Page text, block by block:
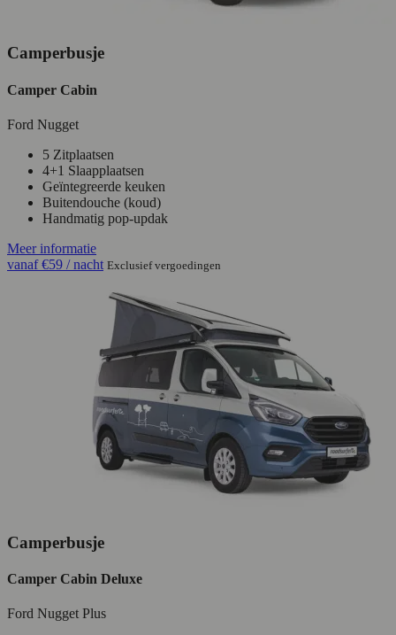
Camperbusje
Camper Cabin
Ford Nugget
5 Zitplaatsen
4+1 Slaapplaatsen
Geïntegreerde keuken
Buitendouche (koud)
Handmatig pop-updak
Meer informatie
vanaf€59 / nacht Exclusief vergoedingen
Camperbusje
Camper Cabin Deluxe
Ford Nugget Plus